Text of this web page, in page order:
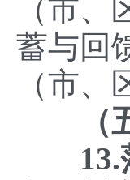
（市
蓄与回
（市
13.